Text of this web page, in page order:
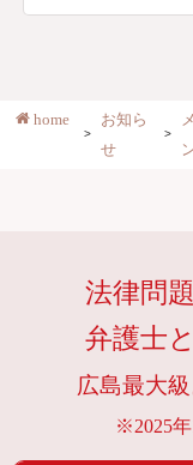
home
お知ら
せ
法律問
弁護士
広島最大
※2025年